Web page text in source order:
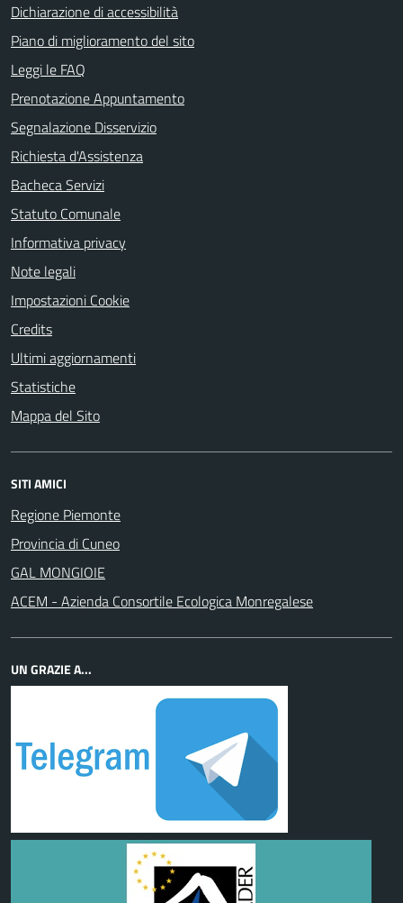
Dichiarazione di accessibilità
Piano di miglioramento del sito
Leggi le FAQ
Prenotazione Appuntamento
Segnalazione Disservizio
Richiesta d'Assistenza
Bacheca Servizi
Statuto Comunale
Informativa privacy
Note legali
Impostazioni Cookie
Credits
Ultimi aggiornamenti
Statistiche
Mappa del Sito
SITI AMICI
Regione Piemonte
Provincia di Cuneo
GAL MONGIOIE
ACEM - Azienda Consortile Ecologica Monregalese
UN GRAZIE A...